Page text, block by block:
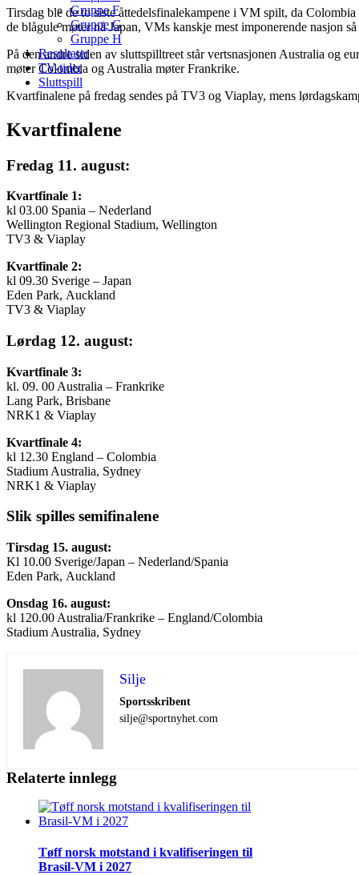
Gruppe F
Gruppe G
Gruppe H
Resultater
TV-tider
Sluttspill
Tirsdag ble de to siste åttedelsfinalekampene i VM spilt, da
de blågule møter nå Japan, VMs kanskje mest imponerende nasjon
På den andre siden av sluttspilltreet står vertsnasjonen Australia og
møter Colombia og Australia møter Frankrike.
Kvartfinalene på fredag sendes på TV3 og Viaplay, mens
Kvartfinalene
Fredag 11. august:
Kvartfinale 1:
kl 03.00 Spania – Nederland
Wellington Regional Stadium, Wellington
TV3 & Viaplay
Kvartfinale 2:
kl 09.30 Sverige – Japan
Eden Park, Auckland
TV3 & Viaplay
Lørdag 12. august:
Kvartfinale 3:
kl. 09. 00 Australia – Frankrike
Lang Park, Brisbane
NRK1 & Viaplay
Kvartfinale 4:
kl 12.30 England – Colombia
Stadium Australia, Sydney
NRK1 & Viaplay
Slik spilles semifinalene
Tirsdag 15. august:
Kl 10.00 Sverige/Japan – Nederland/Spania
Eden Park, Auckland
Onsdag 16. august:
kl 120.00 Australia/Frankrike – England/Colombia
Stadium Australia, Sydney
Silje
Sportsskribent
silje@sportnyhet.com
Relaterte innlegg
Tøff norsk motstand i kvalifiseringen til
Brasil-VM i 2027